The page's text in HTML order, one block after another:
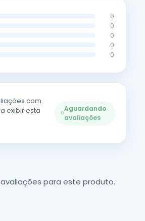
0
0
0
0
0
com
exibir esta
Aguardando
avaliações
para este produto.